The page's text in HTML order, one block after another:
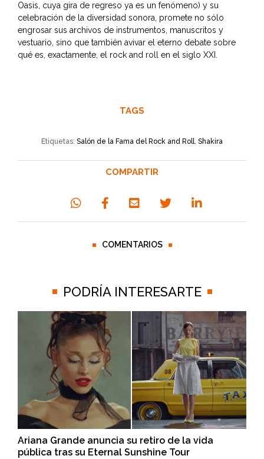
Oasis, cuya gira de regreso ya es un fenómeno) y su
celebración de la diversidad sonora, promete no sólo
engrosar sus archivos de instrumentos, manuscritos y
vestuario, sino que también avivar el eterno debate sobre
qué es, exactamente, el rock and roll en el siglo XXI.
TAGS
Etiquetas: Salón de la Fama del Rock and Roll, Shakira
COMPARTIR
COMENTARIOS
PODRÍA INTERESARTE
Ariana Grande anuncia su retiro de la vida
pública tras su Eternal Sunshine Tour